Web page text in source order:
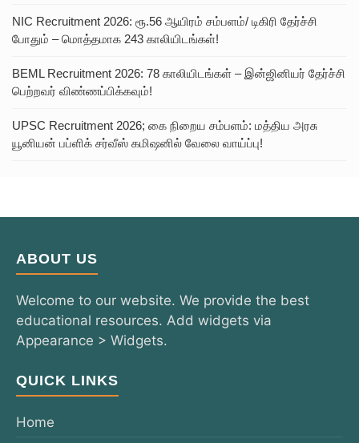
NIC Recruitment 2026: ரூ.56 ஆயிரம் சம்பளம்/ டிகிரி தேர்ச்சி
போதும் – மொத்தமாக 243 காலியிடங்கள்!
BEML Recruitment 2026: 78 காலியிடங்கள் – இன்ஜினியர் தேர்ச்சி
பெற்றவர் விண்ணப்பிக்கவும்!
UPSC Recruitment 2026; கை நிறைய சம்பளம்: மத்திய அரசு
யூனியன் பப்ளிக் சர்வீஸ் கமிஷனில் வேலை வாய்ப்பு!
ABOUT US
Welcome to our website. We provide the best
educational resources. Add widgets via
Appearance > Widgets.
QUICK LINKS
Home